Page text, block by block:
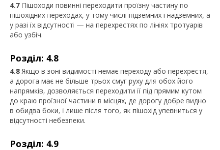
4.7 Пішоходи повинні переходити проїзну частину по
пішохідних переходах, у тому числі підземних і надземних, а
у разі їх відсутності — на перехрестях по лініях тротуарів
або узбіч.
Розділ: 4.8
4.8 Якщо в зоні видимості немає переходу або перехрестя,
а дорога має не більше трьох смуг руху для обох його
напрямків, дозволяється переходити її під прямим кутом
до краю проїзної частини в місцях, де дорогу добре видно
в обидва боки, і лише після того, як пішохід упевниться у
відсутності небезпеки.
Розділ: 4.9